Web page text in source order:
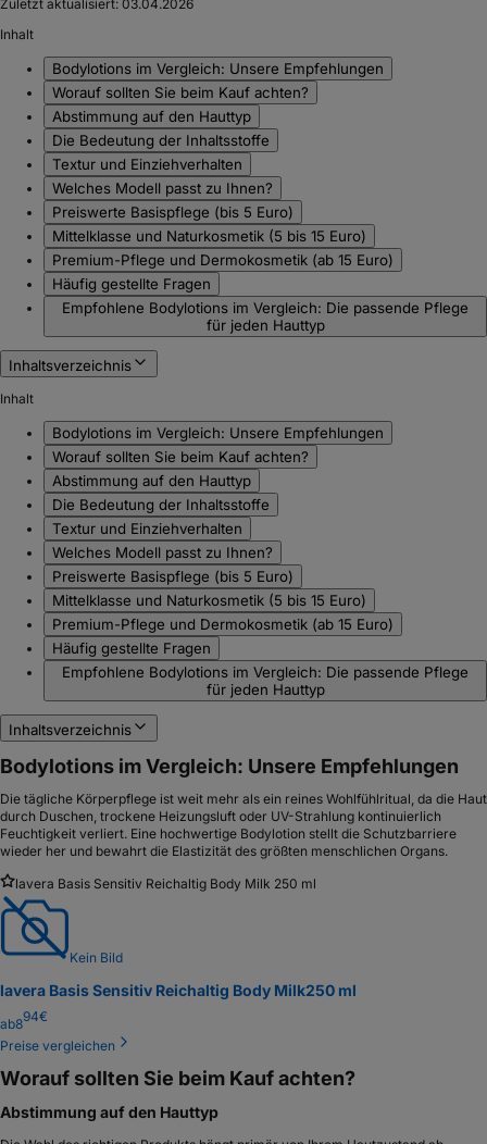
Zuletzt aktualisiert: 03.04.2026
Inhalt
Bodylotions im Vergleich: Unsere Empfehlungen
Worauf sollten Sie beim Kauf achten?
Abstimmung auf den Hauttyp
Die Bedeutung der Inhaltsstoffe
Textur und Einziehverhalten
Welches Modell passt zu Ihnen?
Preiswerte Basispflege (bis 5 Euro)
Mittelklasse und Naturkosmetik (5 bis 15 Euro)
Premium-Pflege und Dermokosmetik (ab 15 Euro)
Häufig gestellte Fragen
Empfohlene Bodylotions im Vergleich: Die passende Pflege
für jeden Hauttyp
Inhaltsverzeichnis
Inhalt
Bodylotions im Vergleich: Unsere Empfehlungen
Worauf sollten Sie beim Kauf achten?
Abstimmung auf den Hauttyp
Die Bedeutung der Inhaltsstoffe
Textur und Einziehverhalten
Welches Modell passt zu Ihnen?
Preiswerte Basispflege (bis 5 Euro)
Mittelklasse und Naturkosmetik (5 bis 15 Euro)
Premium-Pflege und Dermokosmetik (ab 15 Euro)
Häufig gestellte Fragen
Empfohlene Bodylotions im Vergleich: Die passende Pflege
für jeden Hauttyp
Inhaltsverzeichnis
Bodylotions im Vergleich: Unsere Empfehlungen
Die tägliche Körperpflege ist weit mehr als ein reines Wohlfühlritual, da die Haut
durch Duschen, trockene Heizungsluft oder UV-Strahlung kontinuierlich
Feuchtigkeit verliert. Eine hochwertige Bodylotion stellt die Schutzbarriere
wieder her und bewahrt die Elastizität des größten menschlichen Organs.
lavera Basis Sensitiv Reichaltig Body Milk 250 ml
Kein Bild
lavera Basis Sensitiv Reichaltig Body Milk250 ml
ab894€
Preise vergleichen
Worauf sollten Sie beim Kauf achten?
Abstimmung auf den Hauttyp